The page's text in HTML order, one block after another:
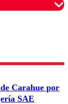
un
Carahue por
SAE